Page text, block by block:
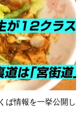
ば情報を一挙公開し